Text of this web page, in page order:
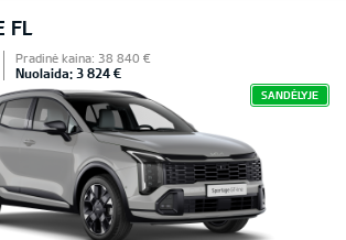
FL
Pradinė kaina: 38 840 €
Nuolaida: 3 824 €
SANDĖLYJE